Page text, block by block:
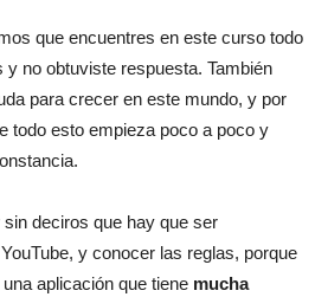
que encuentres en este curso todo
y no obtuviste respuesta. También
para crecer en este mundo, y por
todo esto empieza poco a poco y
deciros que hay que ser
y conocer las reglas, porque
aplicación que tiene mucha